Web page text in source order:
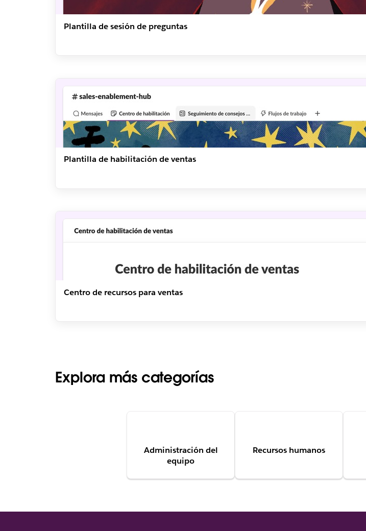
Plantilla de sesión de preguntas
Plantilla de habilitación de ventas
Centro de recursos para ventas
Explora más categorías
Administración del
equipo
Recursos humanos